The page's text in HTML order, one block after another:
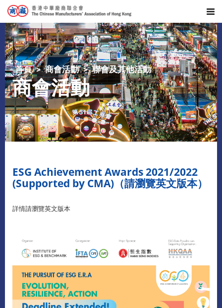
首頁 商會活動 聯會及其他活動
商會活動
ESG Achievement Awards 2021/2022
(Supported by CMA)（請瀏覽英文版本）
詳情請瀏覽英文版本